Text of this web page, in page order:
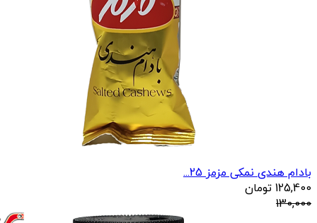
بادام هندی نمکی مزمز 25...
125,400 تومان
130,000